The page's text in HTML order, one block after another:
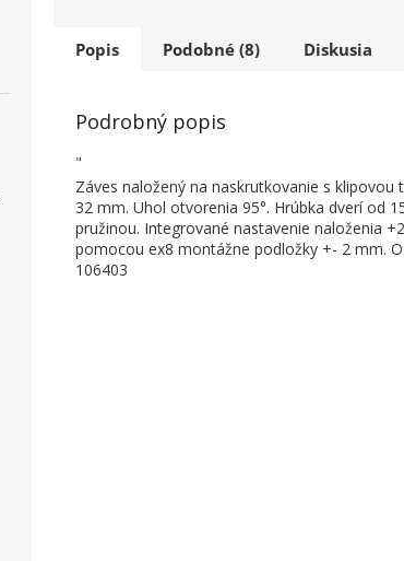
Popis Podobné (8) Diskusia
Podrobný popis
"
Záves naložený na naskrutkovanie s
32 mm. Uhol otvorenia 95°. Hrúbka dverí od
pružinou. Integrované nastavenie naloženia
pomocou ex8 montážne podložky +- 2 mm.
106403